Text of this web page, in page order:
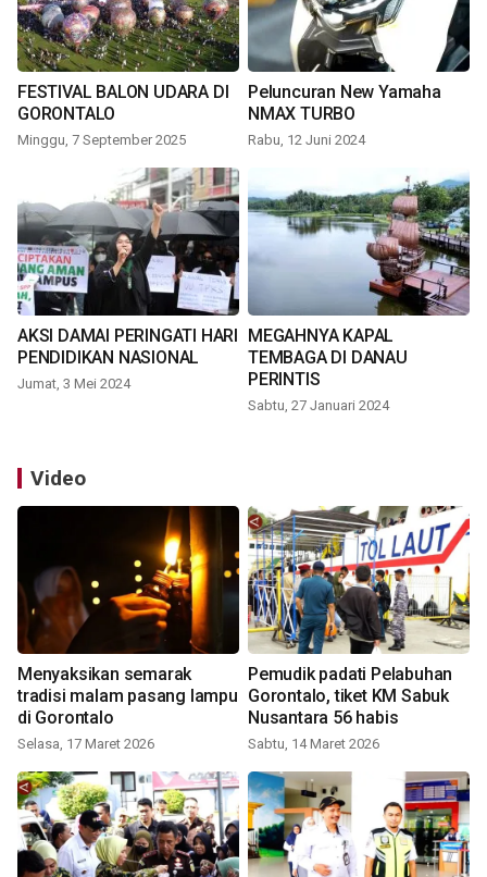
FESTIVAL BALON UDARA DI
GORONTALO
Minggu, 7 September 2025
Peluncuran New Yamaha
NMAX TURBO
Rabu, 12 Juni 2024
AKSI DAMAI PERINGATI HARI
PENDIDIKAN NASIONAL
Jumat, 3 Mei 2024
MEGAHNYA KAPAL
TEMBAGA DI DANAU
PERINTIS
Sabtu, 27 Januari 2024
Video
Menyaksikan semarak
tradisi malam pasang lampu
di Gorontalo
Selasa, 17 Maret 2026
Pemudik padati Pelabuhan
Gorontalo, tiket KM Sabuk
Nusantara 56 habis
Sabtu, 14 Maret 2026